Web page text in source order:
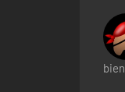
bien